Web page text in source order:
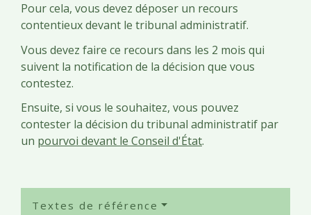
Pour cela, vous devez déposer un recours
contentieux devant le tribunal administratif.
Vous devez faire ce recours dans les 2 mois qui
suivent la notification de la décision que vous
contestez.
Ensuite, si vous le souhaitez, vous pouvez
contester la décision du tribunal administratif par
un pourvoi devant le Conseil d'État.
Textes de référence